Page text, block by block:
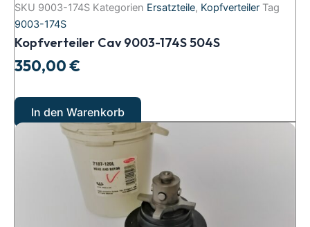
SKU 9003-174S Kategorien Ersatzteile, Kopfverteiler Tag
9003-174S
Kopfverteiler Cav 9003-174S 504S
350,00€
In den Warenkorb